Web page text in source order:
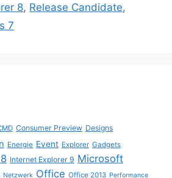
8, Release Candidate,
7
Consumer Preview Designs
Energie Event Explorer Gadgets
Internet Explorer 9 Microsoft
Netzwerk Office Office 2013 Performance